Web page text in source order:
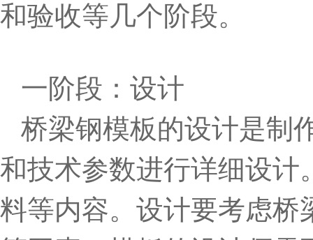
和验收等几个阶段。
一阶段：设计
桥梁钢模板的设计是制
和技术参数进行详细设计
料等内容。设计要考虑桥